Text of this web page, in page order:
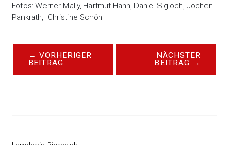
Fotos: Werner Mally, Hartmut Hahn, Daniel Sigloch, Jochen
Pankrath, Christine Schön
← VORHERIGER
BEITRAG
NÄCHSTER
BEITRAG →